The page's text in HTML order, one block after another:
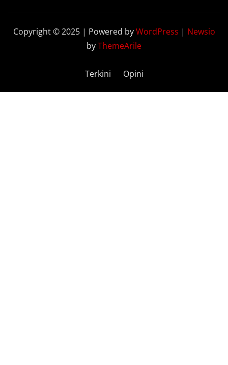
Copyright © 2025 | Powered byWordPress | Newsio
byThemeArile
Terkini Opini